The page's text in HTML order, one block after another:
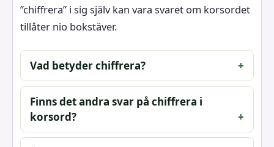
”chiffrera” i sig själv kan vara svaret om korsordet
tillåter nio bokstäver.
Vad betyder chiffrera?
Finns det andra svar på chiffrera i
korsord?